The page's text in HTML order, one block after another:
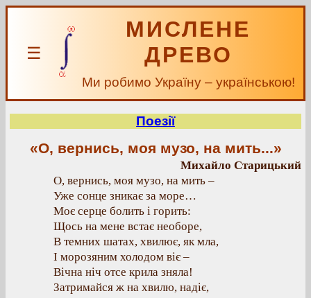
☰
МИСЛЕНЕ
ДРЕВО
Ми робимо Україну – українською!
Поезії
«О, вернись, моя музо, на мить...»
Михайло Старицький
О, вернись, моя музо, на мить –
Уже сонце зникає за море…
Моє серце болить і горить:
Щось на мене встає необоре,
В темних шатах, хвилює, як мла,
І морозяним холодом віє –
Вічна ніч отсе крила зняла!
Затримайся ж на хвилю, надіє,